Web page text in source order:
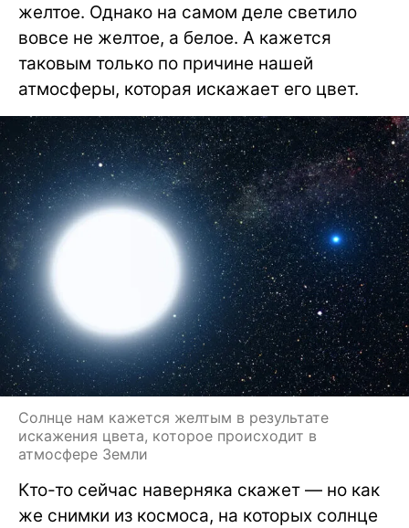
желтое. Однако на самом деле светило
вовсе не желтое, а белое. А кажется
таковым только по причине нашей
атмосферы, которая искажает его цвет.
Солнце нам кажется желтым в результате
искажения цвета, которое происходит в
атмосфере Земли
Кто-то сейчас наверняка скажет — но как
же снимки из космоса, на которых солнце